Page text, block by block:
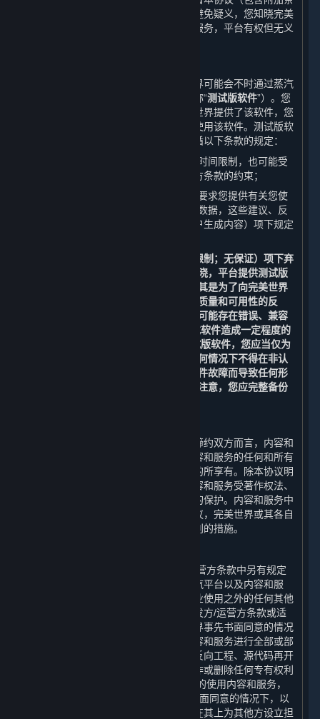
款）授予您将获得该等更新的权利。为避免疑义，您知晓完美
世界不保证其会持续更新或升级内容和服务，平台有权但无义
在某些软件正式上线发售之前，完美世界可能会不时通过蒸汽
平台向您提供该软件的测试版（以下简称“测试版软件”）。您
并非必须使用测试版软件，但如果完美世界提供了该软件，您
可以在遵守以下条款的前提下自行选择使用该软件。测试版软
件为内容和服务的一部分，使用时需遵循以下条款的规定：
您使用测试版软件的权利可能会受到时间限制，也可能受
到附加条款和/或适用的开发方/运营方条款的约束；
完美世界或完美世界的关联方可能会要求您提供有关您使
用测试版软件的建议、反馈或者相关数据，这些建议、反
馈或者数据会被视为下文第6条（用户生成内容）项下规定
除了应适用第9条（免责声明；责任限制；无保证）项下弃
权和责任限制条款以外，您还应当知晓，平台提供测试版
软件的目的仅为测试和改进软件，尤其是为了向完美世界
以及其关联方提供有关测试版软件的质量和可用性的反
馈；测试版软件并非最终版本，因此可能存在错误、兼容
性问题，或对您的计算机、数据和/或软件造成一定程度的
损坏。如果您选择安装和/或使用测试版软件，您应当仅为
测试和改进软件的目的使用，且在任何情况下不得在非认
可的系统上使用或在可能因测试版软件故障而导致任何形
式损害之情形下使用。此外，请特别注意，您应完整备份
受限于许可方协议的规定，对于本协议缔约双方而言，内容和
服务的所有权和相关知识产权，以及内容和服务的任何和所有
副本，由完美世界为运营蒸汽平台之目的所享有。除本协议明
确说明外，完美世界保留所有权利。内容和服务受著作权法、
国际版权条约和公约以及其他适用法律的保护。内容和服务中
包含某些被许可的内容，如您违反本协议，完美世界或其各自
关联方以及许可方可能会采取保护其权利的措施。
除本协议、附加条款或适用的开发方/运营方条款中另有规定
外，您不得将内容和服务用于除访问蒸汽平台以及内容和服
务、以及对内容和服务进行个人的非商业使用之外的任何其他
目的。除本协议、附加条款或适用的开发方/运营方条款或适
用的法律另有规定外，在未取得完美世界事先书面同意的情况
下，您不可以对通过蒸汽平台获得的内容和服务进行全部或部
分地复制、复印、出版、分发、翻译、反向工程、源代码再开
发、修改、拆解、反编译、衍生作品创作或删除任何专有权利
声明或标签。 您有权为您个人使用之目的使用内容和服务，
但您不得：（1）在未经完美世界事先书面同意的情况下，以
任何方式向其他方出售内容或服务，或在其上为其他方设立担